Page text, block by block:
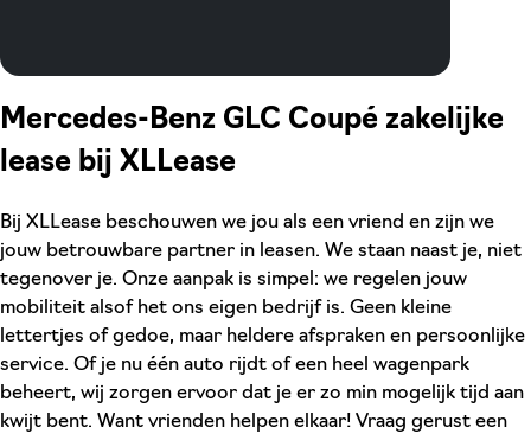
Mercedes-Benz GLC Coupé zakelijke
lease bij XLLease
Bij XLLease beschouwen we jou als een vriend en zijn we
jouw betrouwbare partner in leasen. We staan naast je, niet
tegenover je. Onze aanpak is simpel: we regelen jouw
mobiliteit alsof het ons eigen bedrijf is. Geen kleine
lettertjes of gedoe, maar heldere afspraken en persoonlijke
service. Of je nu één auto rijdt of een heel wagenpark
beheert, wij zorgen ervoor dat je er zo min mogelijk tijd aan
kwijt bent. Want vrienden helpen elkaar! Vraag gerust een